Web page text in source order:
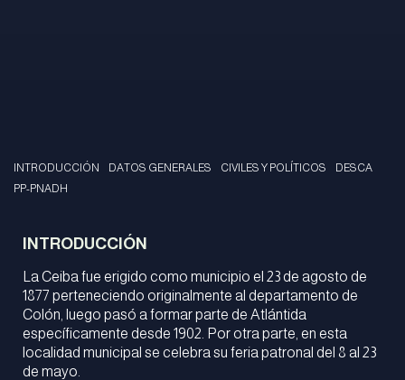
INTRODUCCIÓN DATOS GENERALES CIVILES Y POLÍTICOS
DESCA
PP-PNADH
INTRODUCCIÓN
La Ceiba fue erigido como municipio el 23 de agosto de
1877 perteneciendo originalmente al departamento de
Colón, luego pasó a formar parte de Atlántida
específicamente desde 1902. Por otra parte, en esta
localidad municipal se celebra su feria patronal del 8 al 23
de mayo.